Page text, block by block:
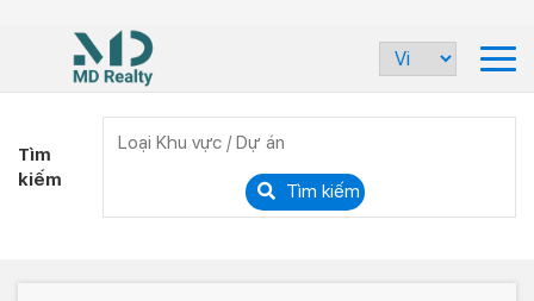
Tìm
kiếm
Tìm kiếm